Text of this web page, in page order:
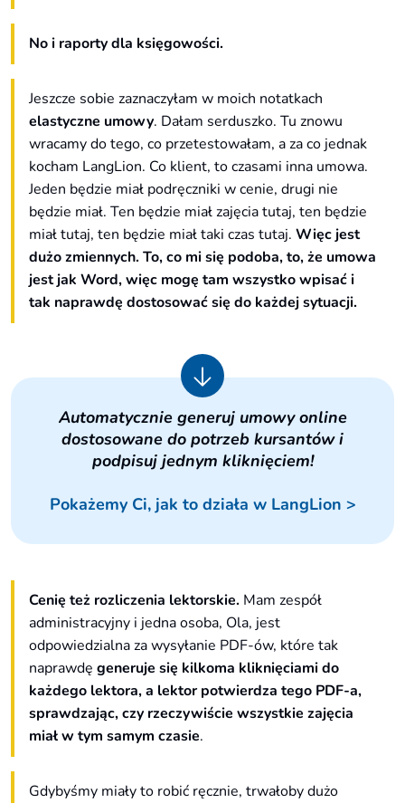
No i raporty dla księgowości.
Jeszcze sobie zaznaczyłam w moich notatkach
elastyczne umowy. Dałam serduszko. Tu znowu
wracamy do tego, co przetestowałam, a za co jednak
kocham LangLion. Co klient, to czasami inna umowa.
Jeden będzie miał podręczniki w cenie, drugi nie
będzie miał. Ten będzie miał zajęcia tutaj, ten będzie
miał tutaj, ten będzie miał taki czas tutaj. Więc jest
dużo zmiennych. To, co mi się podoba, to, że umowa
jest jak Word, więc mogę tam wszystko wpisać i
tak naprawdę dostosować się do każdej sytuacji.
Automatycznie generuj umowy online
dostosowane do potrzeb kursantów i
podpisuj jednym kliknięciem!
Pokażemy Ci, jak to działa w LangLion >
Cenię też rozliczenia lektorskie. Mam zespół
administracyjny i jedna osoba, Ola, jest
odpowiedzialna za wysyłanie PDF-ów, które tak
naprawdę generuje się kilkoma kliknięciami do
każdego lektora, a lektor potwierdza tego PDF-a,
sprawdzając, czy rzeczywiście wszystkie zajęcia
miał w tym samym czasie.
Gdybyśmy miały to robić ręcznie, trwałoby dużo